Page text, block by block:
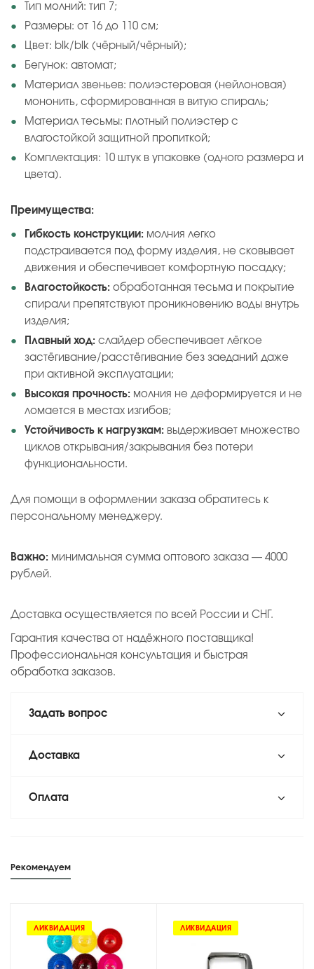
Тип молний: тип 7;
Размеры: от 16 до 110 см;
Цвет: blk/blk (чёрный/чёрный);
Бегунок: автомат;
Материал звеньев: полиэстеровая (нейлоновая)
мононить, сформированная в витую спираль;
Материал тесьмы: плотный полиэстер с
влагостойкой защитной пропиткой;
Комплектация: 10 штук в упаковке (одного размера и
цвета).
Преимущества:
Гибкость конструкции: молния легко
подстраивается под форму изделия, не сковывает
движения и обеспечивает комфортную посадку;
Влагостойкость: обработанная тесьма и покрытие
спирали препятствуют проникновению воды внутрь
изделия;
Плавный ход: слайдер обеспечивает лёгкое
застёгивание/расстёгивание без заеданий даже
при активной эксплуатации;
Высокая прочность: молния не деформируется и не
ломается в местах изгибов;
Устойчивость к нагрузкам: выдерживает множество
циклов открывания/закрывания без потери
функциональности.
Для помощи в оформлении заказа обратитесь к
персональному менеджеру.
Важно: минимальная сумма оптового заказа — 4000
рублей.
Доставка осуществляется по всей России и СНГ.
Гарантия качества от надёжного поставщика!
Профессиональная консультация и быстрая
обработка заказов.
Задать вопрос
Доставка
Оплата
Рекомендуем
ЛИКВИДАЦИЯ ЛИКВИДАЦИЯ